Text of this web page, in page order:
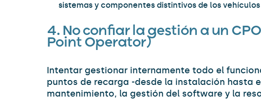
sistemas y componentes distintivos de los
4. No confiar la gestión a un
Point Operator)
Intentar gestionar internamente todo el
puntos de recarga -desde la instalación hasta
mantenimiento, la gestión del software y la